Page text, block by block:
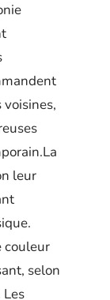
voisines,
leur
couleur
selon